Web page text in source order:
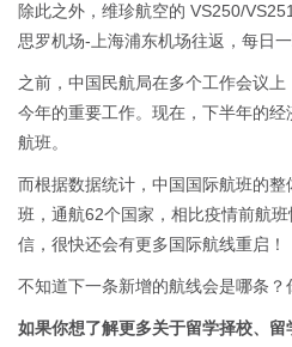
除此之外，维珍航空的 VS250/
思罗机场-上海浦东机场往返，每日一
之前，中国民航局在多个工作会议
今年的重要工作。现在，下半年的
航班。
而根据数据统计，中国国际航班的
班，通航62个国家，相比疫情前航
信，很快还会有更多国际航线重启！
不知道下一条新增的航线会是哪条
如果你想了解更多关于留学择校、